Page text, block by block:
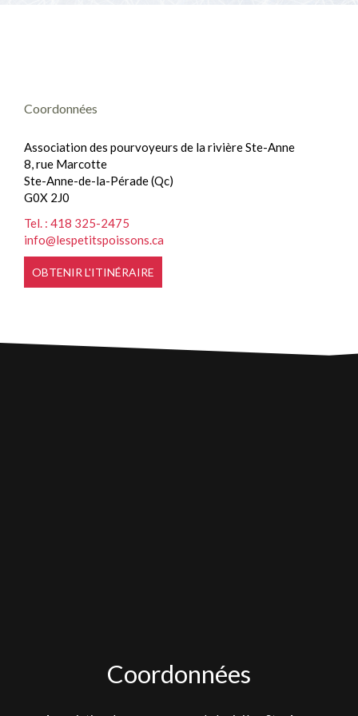
Quoi faire avec le poisson?
Histoire de pêche
Restaurants et kiosques sur la glace
NOUS JOINDRE
Coordonnées
Association des pourvoyeurs de la rivière Ste-Anne
8, rue Marcotte
Ste-Anne-de-la-Pérade (Qc)
G0X 2J0
Tel. : 418 325-2475
info@lespetitspoissons.ca
OBTENIR L'ITINÉRAIRE
Coordonnées